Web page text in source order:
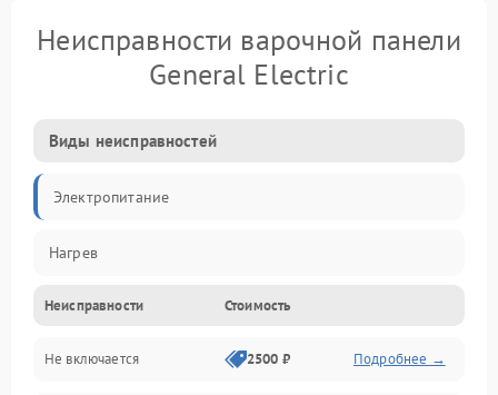
Неисправности варочной панели
General Electric
Виды неисправностей
Электропитание
Нагрев
Неисправности Стоимость
Не включается 2500 ₽ Подробнее →